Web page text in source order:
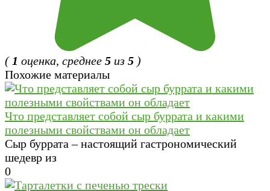
( 1 оценка, среднее 5 из 5 )
Похожие материалы
Что представляет собой сыр буррата и какими
полезными свойствами он обладает
Сыр буррата – настоящий гастрономический
шедевр из
0